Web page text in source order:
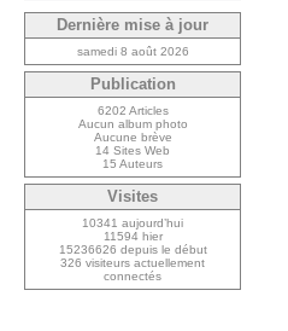
Dernière mise à jour
samedi 8 août 2026
Publication
6202 Articles
Aucun album photo
Aucune brève
14 Sites Web
15 Auteurs
Visites
10341 aujourd’hui
11594 hier
15236626 depuis le début
326 visiteurs actuellement
connectés